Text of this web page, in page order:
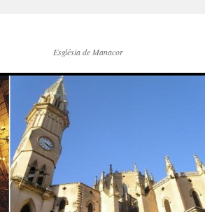
Església de Manacor